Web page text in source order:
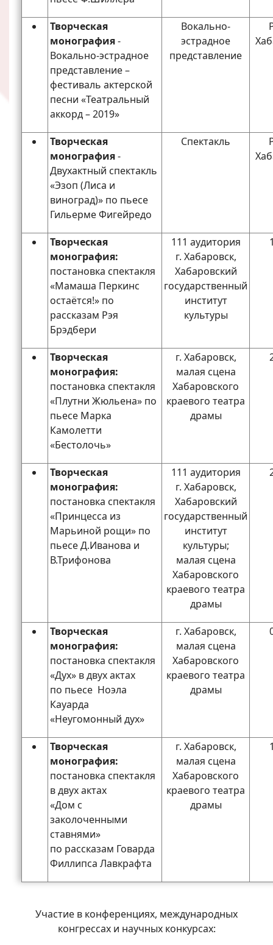
Творческая
монография-
Вокально-эстрадное
представление –
фестиваль актерской
песни «Театральный
аккорд – 2019»
Вокально-
эстрадное
представление
Творческая
монография-
Двухактный спектакль
«Эзоп (Лиса и
виноград)» по пьесе
Гильерме Фигейредо
Спектакль
Творческая
монография:
постановка спектакля
«Мамаша Перкинс
остаётся!» по
рассказам Рэя
Брэдбери
111 аудитория
г. Хабаровск,
Хабаровский
государственный
институт
культуры
Творческая
монография:
постановка спектакля
«Плутни Жюльена» по
пьесе Марка
Камолетти
«Бестолочь»
г. Хабаровск,
малая сцена
Хабаровского
краевого театра
драмы
Творческая
монография:
постановка спектакля
«Принцесса из
Марьиной рощи» по
пьесе Д.Иванова и
В.Трифонова
111 аудитория
г. Хабаровск,
Хабаровский
государственный
институт
культуры;
малая сцена
Хабаровского
краевого театра
драмы
Творческая
монография:
постановка спектакля
«Дух» в двух актах
по пьесе Ноэла
Кауарда
«Неугомонный дух»
г. Хабаровск,
малая сцена
Хабаровского
краевого театра
драмы
Творческая
монография:
постановка спектакля
в двух актах
«Дом с
заколоченными
ставнями»
по рассказам Говарда
Филлипса Лавкрафта
г. Хабаровск,
малая сцена
Хабаровского
краевого театра
драмы
Участие в конференциях, международных
конгрессах и научных конкурсах: